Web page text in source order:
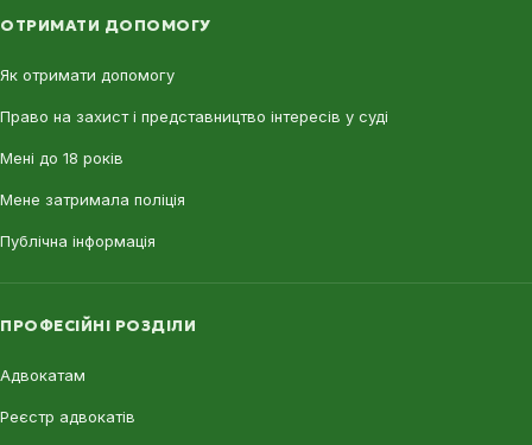
ОТРИМАТИ ДОПОМОГУ
Як отримати допомогу
Право на захист і представництво інтересів у суді
Мені до 18 років
Мене затримала поліція
Публічна інформація
ПРОФЕСІЙНІ РОЗДІЛИ
Адвокатам
Реєстр адвокатів